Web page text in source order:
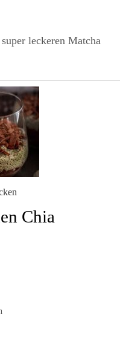
leckeren Matcha
Chia